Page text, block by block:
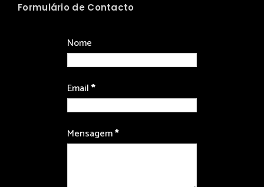
Formulário de Contacto
Nome
Email*
Mensagem*